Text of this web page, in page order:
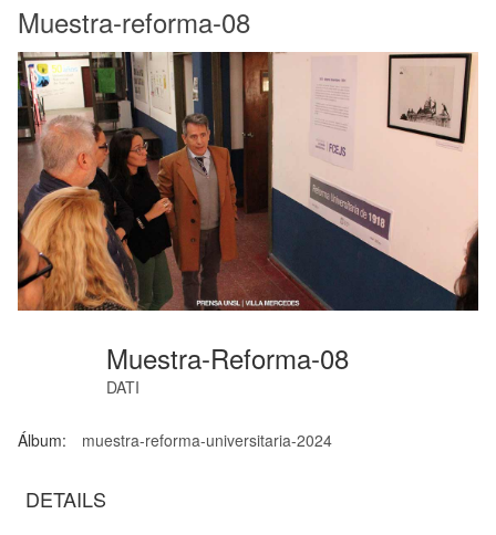
Muestra-reforma-08
Muestra-Reforma-08
DATI
Álbum: muestra-reforma-universitaria-2024
DETAILS